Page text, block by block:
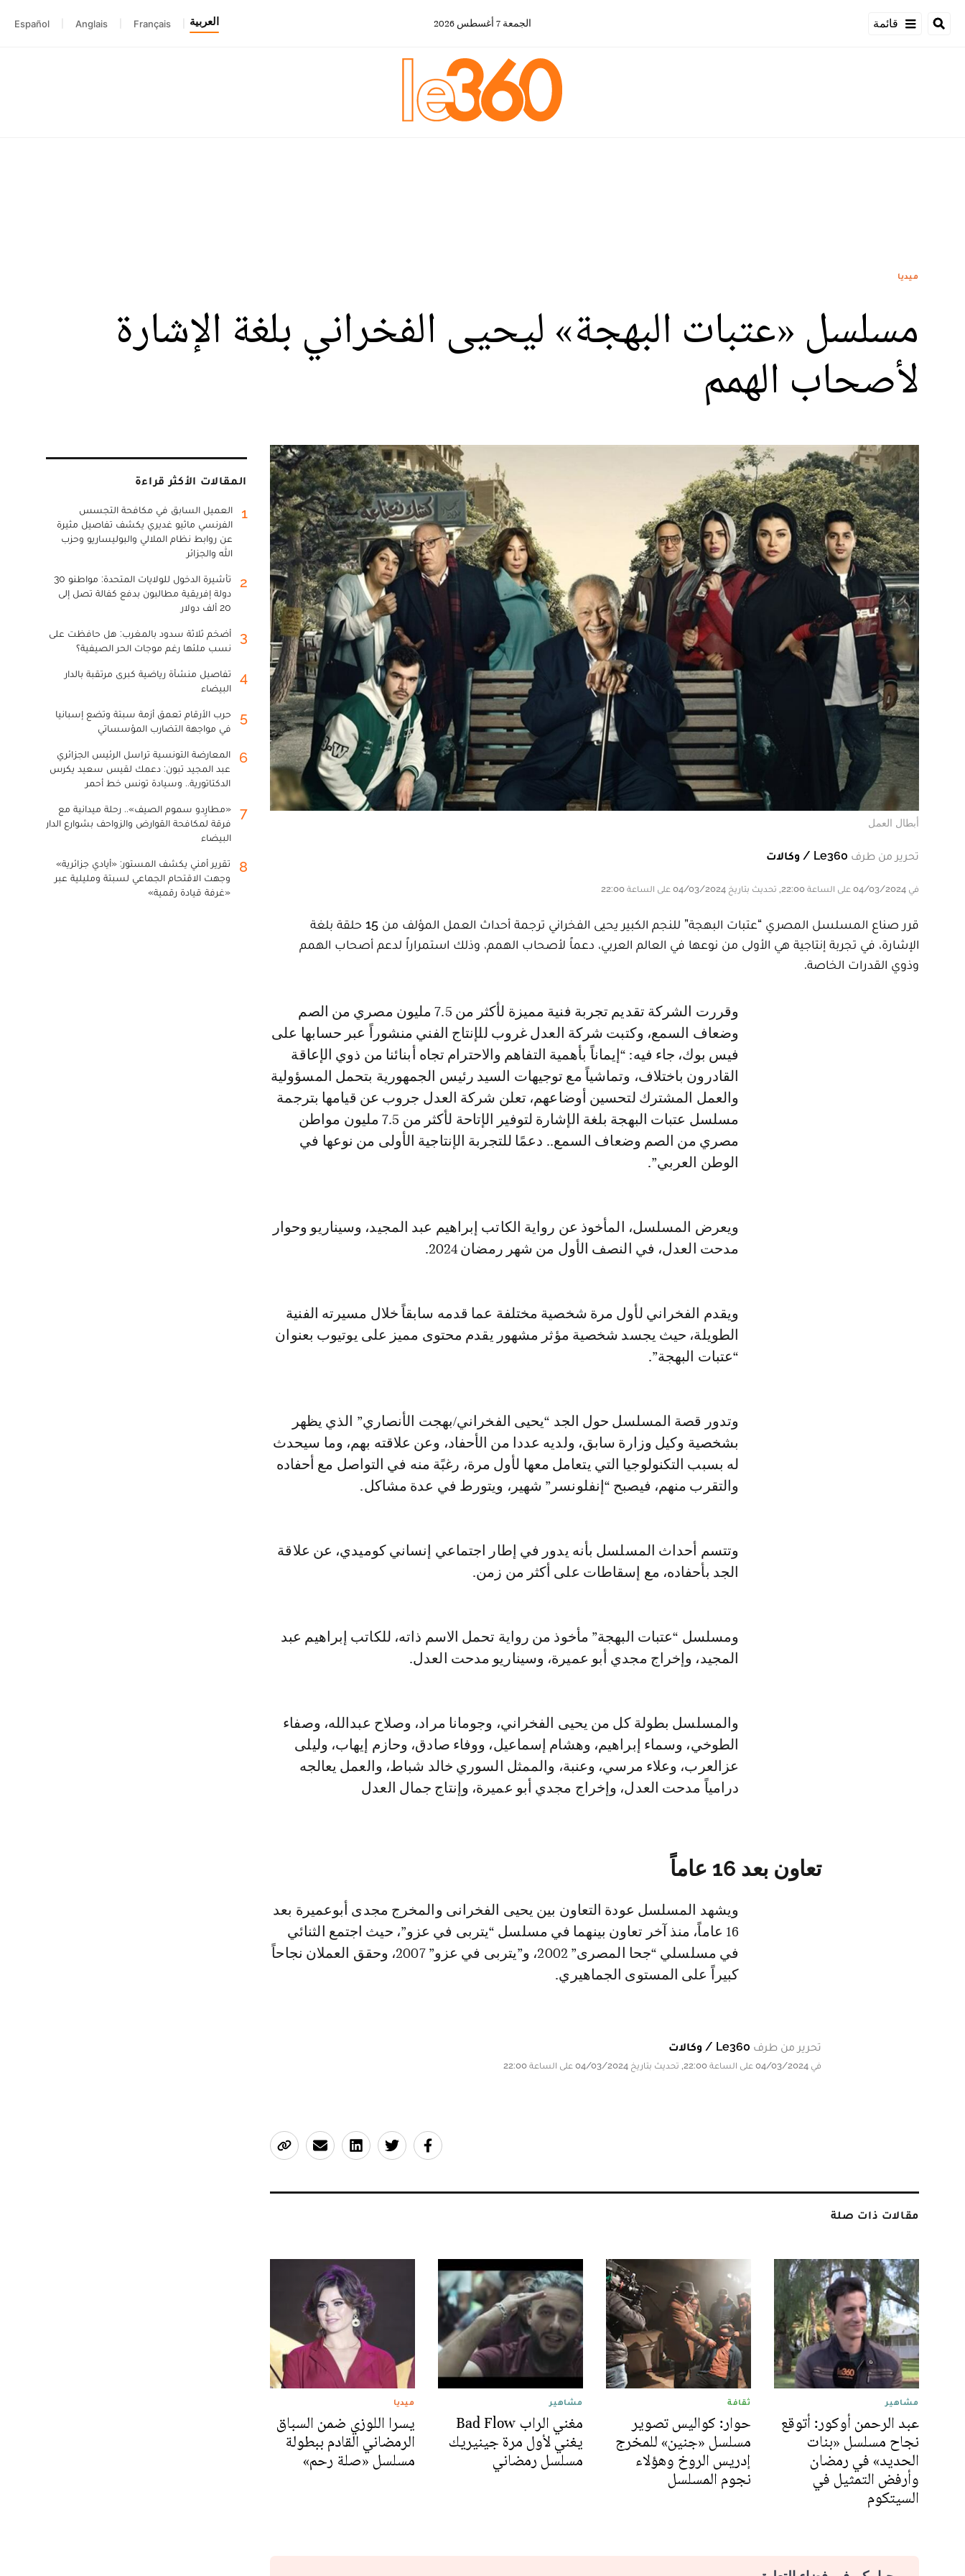
قائمة الجمعة 7 أغسطس 2026 العربية Français
Anglais
Español
ميديا
مسلسل «عتبات البهجة» ليحيى الفخراني بلغة الإشارة
لأصحاب الهمم
أبطال العمل
تحرير من طرف Le360 / وكالات
في 04/03/2024 على الساعة 22:00, تحديث بتاريخ 04/03/2024 على الساعة 22:00
قرر صناع المسلسل المصري “عتبات البهجة” للنجم الكبير يحيى الفخراني ترجمة أحداث العمل المؤلف من 15 حلقة بلغة
الإشارة، في تجربة إنتاجية هي الأولى من نوعها في العالم العربي، دعماً لأصحاب الهمم، وذلك استمراراً لدعم أصحاب الهمم
وذوي القدرات الخاصة.
وقررت الشركة تقديم تجربة فنية مميزة لأكثر من 7.5 مليون مصري من الصم
وضعاف السمع، وكتبت شركة العدل غروب للإنتاج الفني منشوراً عبر حسابها على
فيس بوك، جاء فيه: “إيماناً بأهمية التفاهم والاحترام تجاه أبنائنا من ذوي الإعاقة
القادرون باختلاف، وتماشياً مع توجيهات السيد رئيس الجمهورية بتحمل المسؤولية
والعمل المشترك لتحسين أوضاعهم، تعلن شركة العدل جروب عن قيامها بترجمة
مسلسل عتبات البهجة بلغة الإشارة لتوفير الإتاحة لأكثر من 7.5 مليون مواطن
مصري من الصم وضعاف السمع.. دعمًا للتجربة الإنتاجية الأولى من نوعها في
الوطن العربي”.
ويعرض المسلسل، المأخوذ عن رواية الكاتب إبراهيم عبد المجيد، وسيناريو وحوار
مدحت العدل، في النصف الأول من شهر رمضان 2024.
ويقدم الفخراني لأول مرة شخصية مختلفة عما قدمه سابقاً خلال مسيرته الفنية
الطويلة، حيث يجسد شخصية مؤثر مشهور يقدم محتوى مميز على يوتيوب بعنوان
“عتبات البهجة”.
وتدور قصة المسلسل حول الجد “يحيى الفخراني/بهجت الأنصاري” الذي يظهر
بشخصية وكيل وزارة سابق، ولديه عددا من الأحفاد، وعن علاقته بهم، وما سيحدث
له بسبب التكنولوجيا التي يتعامل معها لأول مرة، رغبًة منه في التواصل مع أحفاده
والتقرب منهم، فيصبح “إنفلونسر” شهير، ويتورط في عدة مشاكل.
وتتسم أحداث المسلسل بأنه يدور في إطار اجتماعي إنساني كوميدي، عن علاقة
الجد بأحفاده، مع إسقاطات على أكثر من زمن.
ومسلسل “عتبات البهجة” مأخوذ من رواية تحمل الاسم ذاته، للكاتب إبراهيم عبد
المجيد، وإخراج مجدي أبو عميرة، وسيناريو مدحت العدل.
والمسلسل بطولة كل من يحيى الفخراني، وجومانا مراد، وصلاح عبدالله، وصفاء
الطوخي، وسماء إبراهيم، وهشام إسماعيل، ووفاء صادق، وحازم إيهاب، وليلى
عزالعرب، وعلاء مرسي، وعنبة، والممثل السوري خالد شباط، والعمل يعالجه
درامياً مدحت العدل، وإخراج مجدي أبو عميرة، وإنتاج جمال العدل
تعاون بعد 16 عاماً
ويشهد المسلسل عودة التعاون بين يحيى الفخرانى والمخرج مجدى أبوعميرة بعد
16 عاماً، منذ آخر تعاون بينهما في مسلسل “يتربى في عزو”، حيث اجتمع الثنائي
في مسلسلي “جحا المصرى” 2002، و”يتربى في عزو” 2007، وحقق العملان نجاحاً
كبيراً على المستوى الجماهيري.
تحرير من طرف Le360 / وكالات
في 04/03/2024 على الساعة 22:00, تحديث بتاريخ 04/03/2024 على الساعة 22:00
مقالات ذات صلة
مشاهير
عبد الرحمن أوكور: أتوقع
نجاح مسلسل «بنات
الحديد» في رمضان
وأرفض التمثيل في
السيتكوم
ثقافة
حوار: كواليس تصوير
مسلسل «جنين» للمخرج
إدريس الروخ وهؤلاء
نجوم المسلسل
مشاهير
مغني الراب Bad Flow
يغني لأول مرة جينيريك
مسلسل رمضاني
ميديا
يسرا اللوزي ضمن السباق
الرمضاني القادم ببطولة
مسلسل «صلة رحم»
المقالات الأكثر قراءة
1
العميل السابق في مكافحة التجسس
الفرنسي ماثيو غديري يكشف تفاصيل مثيرة
عن روابط نظام الملالي والبوليساريو وحزب
الله والجزائر
2
تأشيرة الدخول للولايات المتحدة: مواطنو 30
دولة إفريقية مطالبون بدفع كفالة تصل إلى
20 ألف دولار
3
أضخم ثلاثة سدود بالمغرب: هل حافظت على
نسب ملئها رغم موجات الحر الصيفية؟
4
تفاصيل منشأة رياضية كبرى مرتقبة بالدار
البيضاء
5
حرب الأرقام تعمق أزمة سبتة وتضع إسبانيا
في مواجهة التضارب المؤسساتي
6
المعارضة التونسية تراسل الرئيس الجزائري
عبد المجيد تبون: دعمك لقيس سعيد يكرس
الدكتاتورية.. وسيادة تونس خط أحمر
7
«مطارِدو سموم الصيف».. رحلة ميدانية مع
فرقة لمكافحة القوارض والزواحف بشوارع الدار
البيضاء
8
تقرير أمني يكشف المستور: «أيادي جزائرية»
وجهت الاقتحام الجماعي لسبتة ومليلية عبر
«غرفة قيادة رقمية»